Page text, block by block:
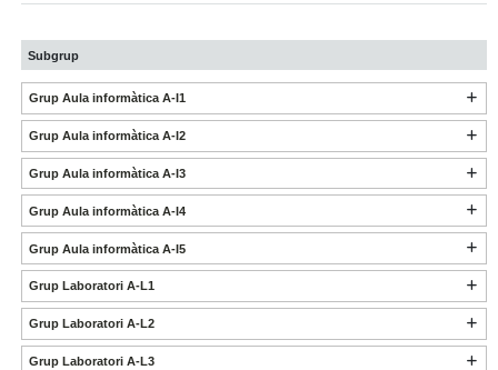
Subgrup
Grup Aula informàtica A-I1
Grup Aula informàtica A-I2
Grup Aula informàtica A-I3
Grup Aula informàtica A-I4
Grup Aula informàtica A-I5
Grup Laboratori A-L1
Grup Laboratori A-L2
Grup Laboratori A-L3